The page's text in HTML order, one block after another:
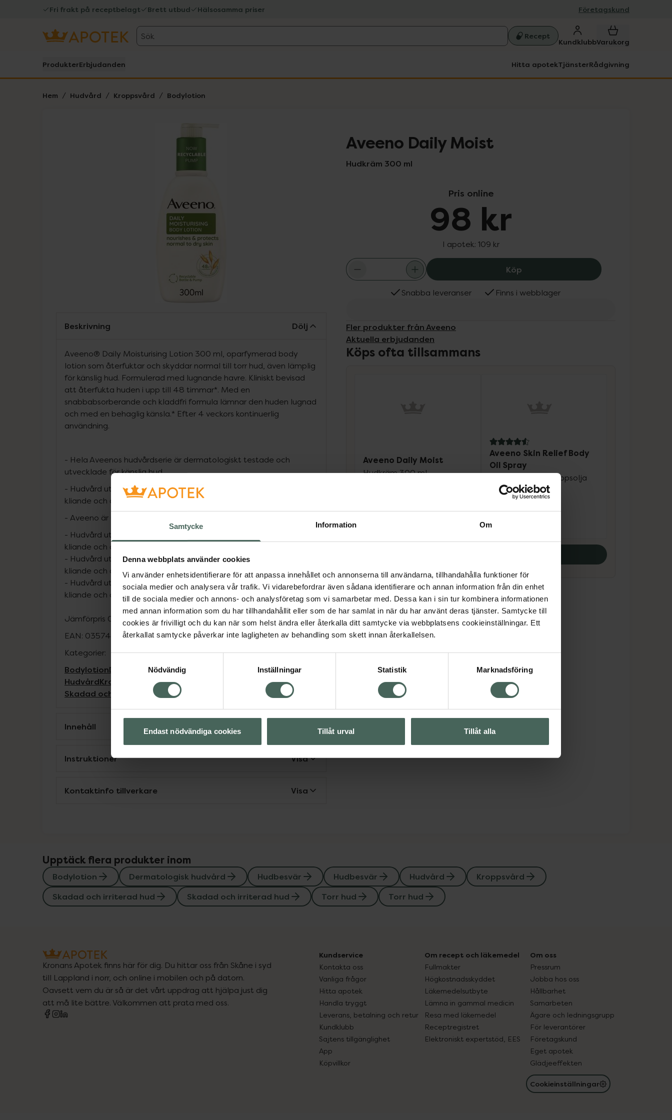
Samtycke Information Om
Denna webbplats använder cookies
Vi använder enhetsidentifierare för att anpassa innehållet och annonserna till användarna, tillhandahålla funktioner för
sociala medier och analysera vår trafik. Vi vidarebefordrar även sådana identifierare och annan information från din enhet
till de sociala medier och annons- och analysföretag som vi samarbetar med. Dessa kan i sin tur kombinera informationen
med annan information som du har tillhandahållit eller som de har samlat in när du har använt deras tjänster. Samtycke till
cookies är frivilligt och du kan när som helst ändra eller återkalla ditt samtycke via webbplatsens cookieinställningar. Ett
återkallat samtycke påverkar inte lagligheten av behandling som skett innan återkallelsen.
Nödvändig
Inställningar Statistik Marknadsföring
Endast nödvändiga cookies Tillåt urval Tillåt alla
Fri frakt på receptbelagt Brett utbud Hälsosamma priser Företagskund
Sök Recept
KundklubbVarukorg
ProdukterErbjudanden Hitta apotekTjänsterRådgivning
Hem Hudvård Kroppsvård Bodylotion
Lista: . Innehåller 1 objekt. Aveeno Daily Moist
Hudkräm 300 ml
Pris online
98 kr
I apotek: 109 kr
Köp Aveeno Daily Moist, 98 kr.
Snabba leveranser Finns i webblager
Fler produkter från Aveeno
Aktuella erbjudanden
Köps ofta tillsammans
Aveeno Daily Moist
Hudkräm 300 ml
4.6 av 5 i omdöme
Aveeno Skin Relief Body
Oil Spray
Milt parfymera kroppsolja
200 ml
Pris online
Köp båda för:
Beskrivning Dölj
Aveeno® Daily Moisturising Lotion 300 ml, oparfymerad body
lotion som återfuktar och skyddar normal till torr hud, även lämplig
för känslig hud. Formulerad med lugnande havre. Kliniskt bevisad
att återfukta huden i upp till 48 timmar*. Med en
snabbabsorberande och kladdfri formula lämnar den huden lugnad
och med en behaglig känsla.* Efter 4 veckors kontinuerlig
användning.
- Hela Aveenos hudvårdserie är dermatologiskt testade och
utvecklade för känslig hud
- Hudvård utvecklad för alla hudtyper från normal till torr, irriterad,
kliande och även eksembenägen hud.
- Aveeno är utvecklad för känslig hy
- Hudvård utvecklad för alla hudtyper från normal till torr, irriterad,
kliande och även eksembenägen hud.
- Hudvård utvecklad för alla hudtyper från normal till torr, irriterad,
kliande och även eksembenägen hud.
- Hudvård utvecklad för alla hudtyper från normal till torr, irriterad,
kliande och även eksembenägen hud.
Jämförpris 0,36 kr / ml
EAN: 03574661285894
Kategorier:
BodylotionDermatologisk hudvård
Hudbesvär
HudvårdKroppsvård
Skadad och irriterad hud
Skadad och irriterad hud Torr hud
Innehåll
Instruktioner Visa
Kontaktinfo tillverkare Visa
Upptäck flera produkter inom
Bodylotion Dermatologisk hudvård Hudbesvär Hudbesvär Hudvård
Kroppsvård
Skadad och irriterad hud
Skadad och irriterad hud Torr hud Torr hud
Kronans Apotek finns här för dig. Du hittar oss från Skåne i syd
till Lappland i norr, och online i mobilen och på datorn.
Oavsett vem du är så är det vårt uppdrag att hjälpa just dig
att må lite bättre. Välkommen att prata med oss.
Kundservice
Kontakta oss
Vanliga frågor
Hitta apotek
Handla tryggt
Leverans, betalning och retur
Kundklubb
Sajtens tillgänglighet
App
Köpvillkor
Om recept och läkemedel
Fullmakter
Högkostnadsskyddet
Läkemedelsutbyte
Lämna in gammal medicin
Resa med läkemedel
Receptregistret
Elektroniskt expertstöd, EES
Om oss
Pressrum
Jobba hos oss
Hållbarhet
Samarbeten
Ägare och ledningsgrupp
För leverantörer
Företagskund
Eget apotek
Glädjeeffekten
Cookieinställningar